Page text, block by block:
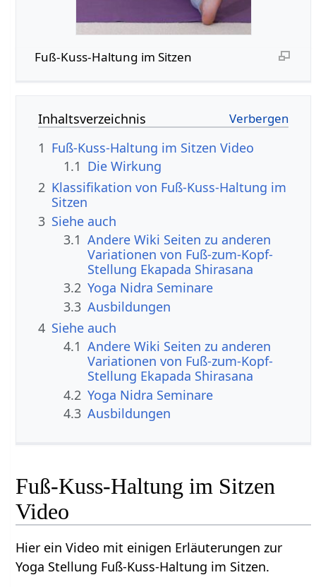
Fuß-Kuss-Haltung im Sitzen
Inhaltsverzeichnis
1 Fuß-Kuss-Haltung im Sitzen Video
1.1 Die Wirkung
2 Klassifikation von Fuß-Kuss-Haltung im
Sitzen
3 Siehe auch
3.1 Andere Wiki Seiten zu anderen
Variationen von Fuß-zum-Kopf-
Stellung Ekapada Shirasana
3.2 Yoga Nidra Seminare
3.3 Ausbildungen
4 Siehe auch
4.1 Andere Wiki Seiten zu anderen
Variationen von Fuß-zum-Kopf-
Stellung Ekapada Shirasana
4.2 Yoga Nidra Seminare
4.3 Ausbildungen
Fuß-Kuss-Haltung im Sitzen
Video
Hier ein Video mit einigen Erläuterungen zur
Yoga Stellung Fuß-Kuss-Haltung im Sitzen.